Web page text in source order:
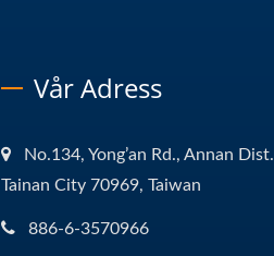
Vår Adress
No.134, Yong’an Rd., Annan
Tainan City 70969, Taiwan
886-6-3570966